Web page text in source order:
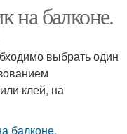
на балконе.
выбрать один
клей, на